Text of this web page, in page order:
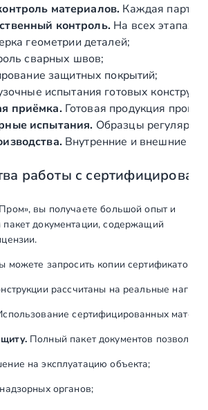
материалов. Каждая партия
контроль.На всех этапах
геометрии деталей;
сварных швов;
защитных покрытий;
испытания готовых
приёмка.Готовая продукция
испытания. Образцы регулярно
Внутренние и внешние
работы с
вы получаете большой опыт и
пакет документации, содержащий
можете запросить копии сертификатов
рассчитаны на реальные
сертифицированных
Полный пакет документов позволяет:
на эксплуатацию объекта;
органов;